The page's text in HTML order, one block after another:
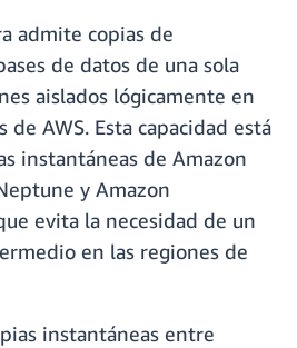
admite copias de
de datos de una sola
aislados lógicamente en
de AWS. Esta capacidad está
instantáneas de Amazon
y Amazon
evita la necesidad de un
en las regiones de
instantáneas entre